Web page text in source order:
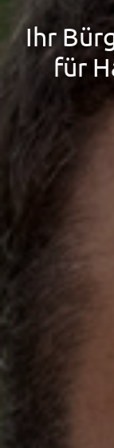
Ihr
für